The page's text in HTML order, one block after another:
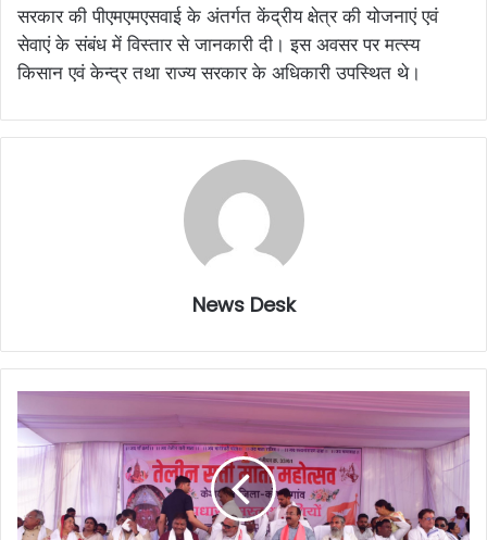
सरकार की पीएमएमएसवाई के अंतर्गत केंद्रीय क्षेत्र की योजनाएं एवं
सेवाएं के संबंध में विस्तार से जानकारी दी। इस अवसर पर मत्स्य
किसान एवं केन्द्र तथा राज्य सरकार के अधिकारी उपस्थित थे।
News Desk